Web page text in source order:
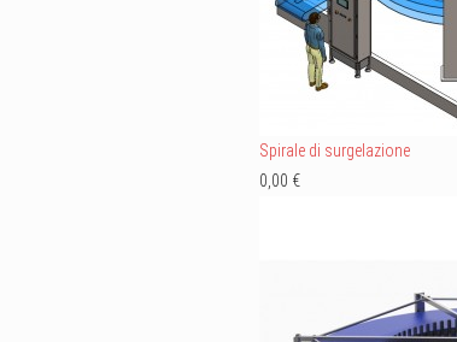
Spirale di surgelazione
0,00 €